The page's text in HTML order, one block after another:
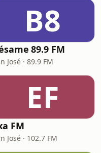
B8
89.9 FM
José · 89.9 FM
EF
FM
José · 102.7 FM